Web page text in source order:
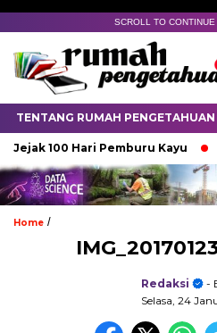
SCROLL TO
TENTANG RUMAH PENGETAHUAN
100 Hari Pemburu Kayu
Home /
Redaksi
-
Selasa, 24